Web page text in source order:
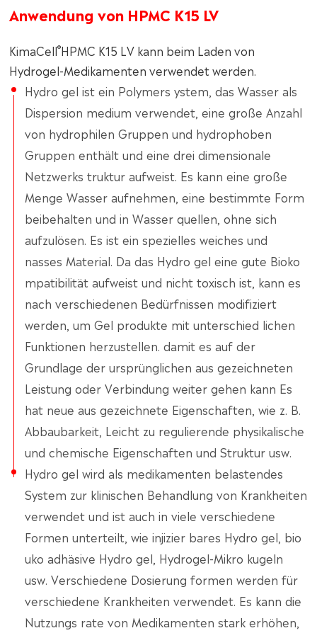
Anwendung von HPMC K15 LV
KimaCell®HPMC K15 LV kann beim Laden von
Hydrogel-Medikamenten verwendet werden.
Hydro gel ist ein Polymers ystem, das Wasser als
Dispersion medium verwendet, eine große Anzahl
von hydrophilen Gruppen und hydrophoben
Gruppen enthält und eine drei dimensionale
Netzwerks truktur aufweist. Es kann eine große
Menge Wasser aufnehmen, eine bestimmte Form
beibehalten und in Wasser quellen, ohne sich
aufzulösen. Es ist ein spezielles weiches und
nasses Material. Da das Hydro gel eine gute Bioko
mpatibilität aufweist und nicht toxisch ist, kann es
nach verschiedenen Bedürfnissen modifiziert
werden, um Gel produkte mit unterschied lichen
Funktionen herzustellen. damit es auf der
Grundlage der ursprünglichen aus gezeichneten
Leistung oder Verbindung weiter gehen kann Es
hat neue aus gezeichnete Eigenschaften, wie z. B.
Abbaubarkeit, Leicht zu regulierende physikalische
und chemische Eigenschaften und Struktur usw.
Hydro gel wird als medikamenten belastendes
System zur klinischen Behandlung von Krankheiten
verwendet und ist auch in viele verschiedene
Formen unterteilt, wie injizier bares Hydro gel, bio
uko adhäsive Hydro gel, Hydrogel-Mikro kugeln
usw. Verschiedene Dosierung formen werden für
verschiedene Krankheiten verwendet. Es kann die
Nutzungs rate von Medikamenten stark erhöhen,